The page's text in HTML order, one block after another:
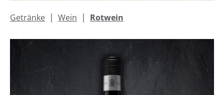
Getränke | Wein | Rotwein
Bildergalerie überspringen